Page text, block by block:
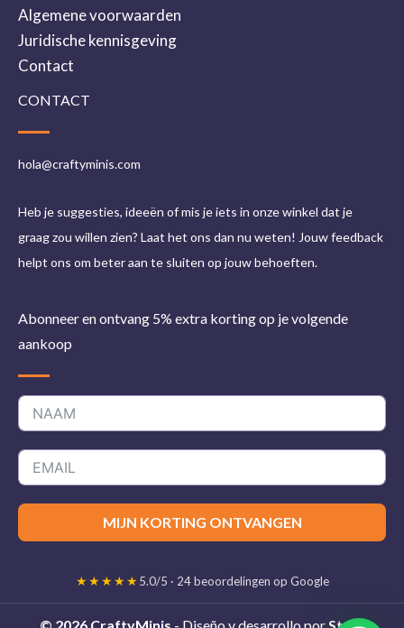
Algemene voorwaarden
Juridische kennisgeving
Contact
CONTACT
hola@craftyminis.com
Heb je suggesties, ideeën of mis je iets in onze winkel dat je
graag zou willen zien? Laat het ons dan nu weten! Jouw feedback
helpt ons om beter aan te sluiten op jouw behoeften.
Abonneer en ontvang 5% extra korting op je volgende
aankoop
MIJN KORTING ONTVANGEN
★★★★★ 5.0/5 · 24 beoordelingen op Google